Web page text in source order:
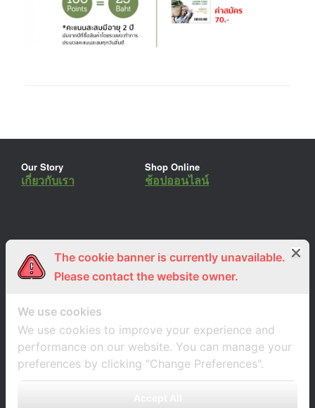
Our Story
เกี่ยวกับเรา
Shop Online
ช้อปออนไลน์
ร่วมงานกับเรา
สมัครงาน
Lemon Farm Cafe
ร้านอาหารอินทรีย์
The cookie banner is currently unavailable.
Please contact the website owner.
We use cookies
We use cookies to improve your experience and
performance on our website. You can manage your
preferences by clicking "Change Preferences".